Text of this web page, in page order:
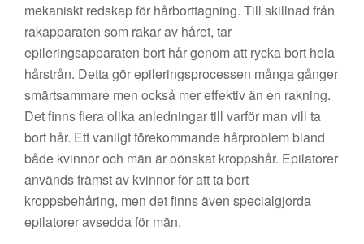
mekaniskt redskap för hårborttagning. Till skillnad från
rakapparaten som rakar av håret, tar
epileringsapparaten bort hår genom att rycka bort hela
hårstrån. Detta gör epileringsprocessen många gånger
smärtsammare men också mer effektiv än en rakning.
Det finns flera olika anledningar till varför man vill ta
bort hår. Ett vanligt förekommande hårproblem bland
både kvinnor och män är oönskat kroppshår. Epilatorer
används främst av kvinnor för att ta bort
kroppsbehåring, men det finns även specialgjorda
epilatorer avsedda för män.